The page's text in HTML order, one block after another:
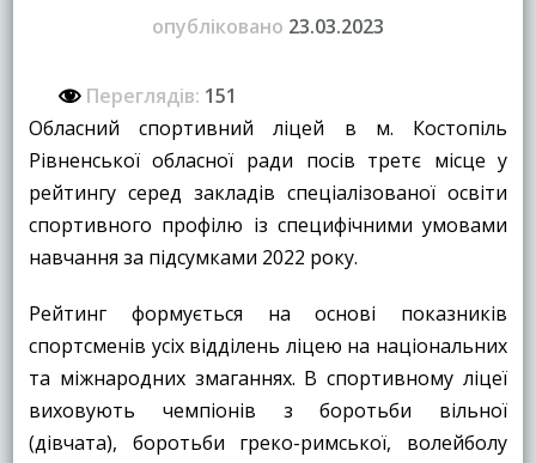
опубліковано 23.03.2023
Переглядів: 151
Обласний спортивний ліцей в м. Костопіль
Рівненської обласної ради посів третє місце у
рейтингу серед закладів спеціалізованої освіти
спортивного профілю із специфічними умовами
навчання за підсумками 2022 року.
Рейтинг формується на основі показників
спортсменів усіх відділень ліцею на національних
та міжнародних змаганнях. В спортивному ліцеї
виховують чемпіонів з боротьби вільної
(дівчата), боротьби греко-римської, волейболу